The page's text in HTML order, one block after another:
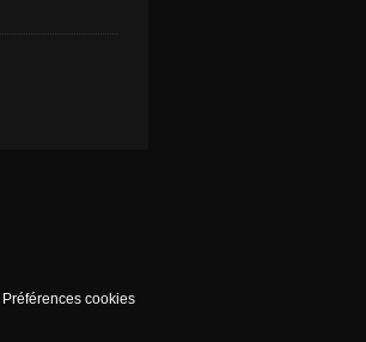
Préférences cookies